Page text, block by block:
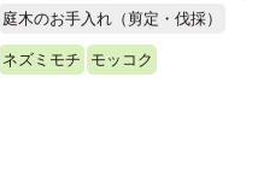
庭木のお手入れ（剪定・伐採）
ネズミモチ モッコク